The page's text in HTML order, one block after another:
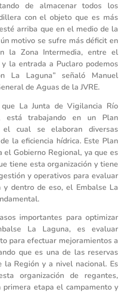
de almacenar todos los
con el objeto que es más
arriba que en el medio de la
motivo se sufre más déficit en
la Zona Intermedia, entre el
la entrada a Puclaro podemos
La Laguna” señaló Manuel
de Aguas de la JVRE.
La Junta de Vigilancia Río
está trabajando en un Plan
el cual se elaboran diversas
la eficiencia hídrica. Este Plan
Gobierno Regional, ya que es
tiene esta organización y tiene
y operativos para evaluar
dentro de eso, el Embalse La
importantes para optimizar
La Laguna, es evaluar
para efectuar mejoramientos a
que es una de las reservas
la Región y a nivel nacional. Es
organización de regantes,
etapa el campamento y